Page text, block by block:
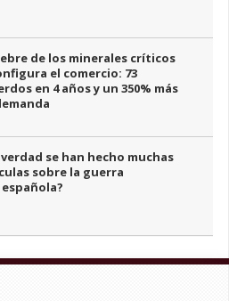
de los minerales críticos
el comercio: 73
en 4 años y un 350% más
verdad se han hecho muchas
sobre la guerra